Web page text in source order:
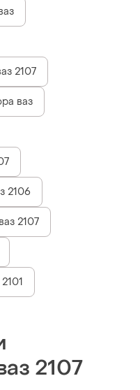
2107
ваз
2106
2107
2107